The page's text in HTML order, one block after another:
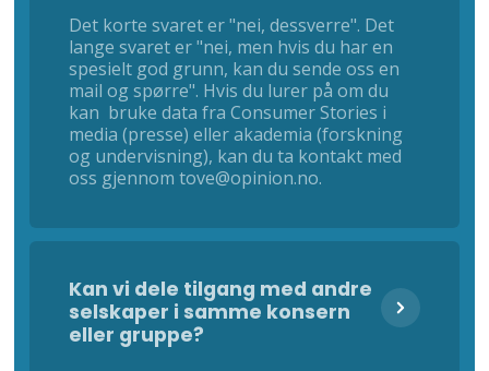
Det korte svaret er "nei, dessverre". Det
lange svaret er "nei, men hvis du har en
spesielt god grunn, kan du sende oss en
mail og spørre". Hvis du lurer på om du
kan bruke data fra Consumer Stories i
media (presse) eller akademia (forskning
og undervisning), kan du ta kontakt med
oss gjennom tove@opinion.no.
Kan vi dele tilgang med andre
selskaper i samme konsern
eller gruppe?